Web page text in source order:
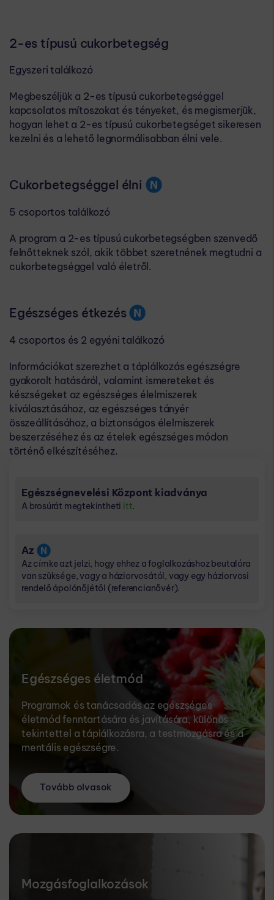
2-es típusú cukorbetegség
Egyszeri találkozó
Megbeszéljük a 2-es típusú cukorbetegséggel
kapcsolatos mítoszokat és tényeket, és megismerjük,
hogyan lehet a 2-es típusú cukorbetegséget sikeresen
kezelni és a lehető legnormálisabban élni vele.​​
Cukorbetegséggel élni​​
5 csoportos találkozó
A program a 2-es típusú cukorbetegségben szenvedő
felnőtteknek szól, akik többet szeretnének megtudni a
cukorbetegséggel való életről.​​
Egészséges étkezés
4 csoportos és 2 egyéni találkozó
Információkat szerezhet a táplálkozás egészségre
gyakorolt hatásáról, valamint ismereteket és
készségeket az egészséges élelmiszerek
kiválasztásához, az egészséges tányér
összeállításához, a biztonságos élelmiszerek
beszerzéséhez és az ételek egészséges módon
történő elkészítéséhez.​​
Egészségnevelési Központ kiadványa
A brosúrát megtekintheti itt.​
Az
Az​​ címke azt jelzi, hogy ehhez a foglalkozáshoz beutalóra
van szüksége, vagy a háziorvosától, vagy egy háziorvosi
rendelő ápolónőjétől (referencianővér).
Egészséges életmód
Programok és tanácsadás az egészséges
életmód fenntartására és javítására, különös
tekintettel a táplálkozásra, a testmozgásra és a
mentális egészségre.
Tovább olvasok
Mozgásfoglalkozások